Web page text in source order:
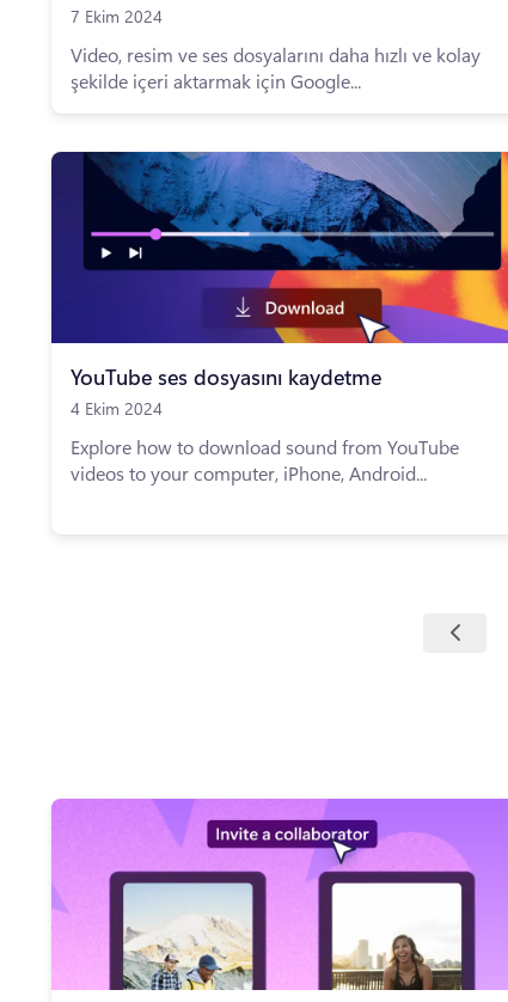
7 Ekim 2024
Video, resim ve ses dosyalarını daha hızlı ve kolay
şekilde içeri aktarmak için Google...
YouTube ses dosyasını kaydetme
4 Ekim 2024
Explore how to download sound from YouTube
videos to your computer, iPhone, Android...